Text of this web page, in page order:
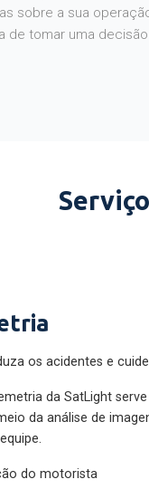
sobre a sua
de tomar uma
os acidentes e
da SatLight
da análise de
do motorista